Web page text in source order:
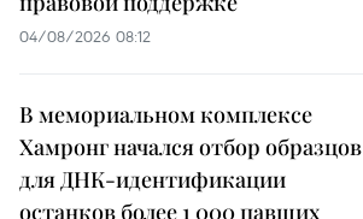
04/08/2026 08:12
В мемориальном комплексе
Хамронг начался отбор образцов
для ДНК-идентификации
останков более 1 000 павших